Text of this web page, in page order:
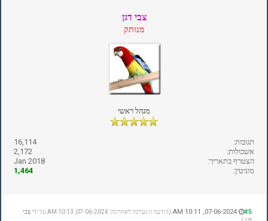
צבי דגן
מנותק
מנהל ראשי
תגובות:
16,114
אשכולות:
2,172
הצטרף בתאריך:
Jan 2018
מוניטין:
1,464
#5 (הודעה זו נערכה לאחרונה: 07-06-2024, 10:13 AM על ידי
צבי